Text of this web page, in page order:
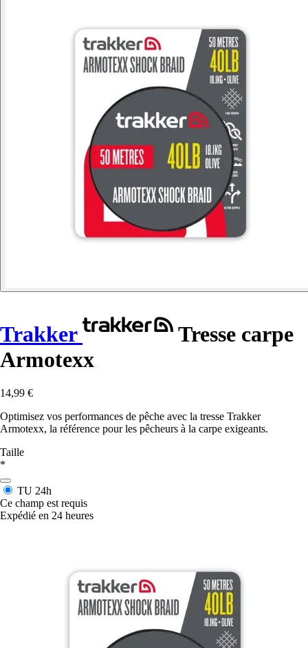
Trakker
Tresse carpe
Armotexx
14,99 €
Optimisez vos performances de pêche avec la tresse Trakker
Armotexx, la référence pour les pêcheurs à la carpe exigeants.
Taille
*
TU 24h
Ce champ est requis
Expédié en 24 heures